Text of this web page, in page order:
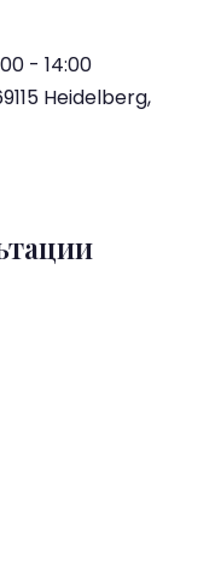
- 14:00
Heidelberg,